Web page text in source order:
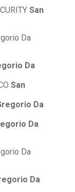
San
Da
San
Da
Da
Da